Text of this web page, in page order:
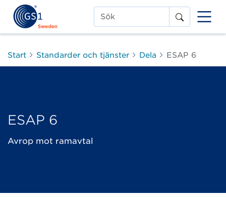
Sök
Start Standarder och tjänster Dela ESAP 6
ESAP 6
Avrop mot ramavtal